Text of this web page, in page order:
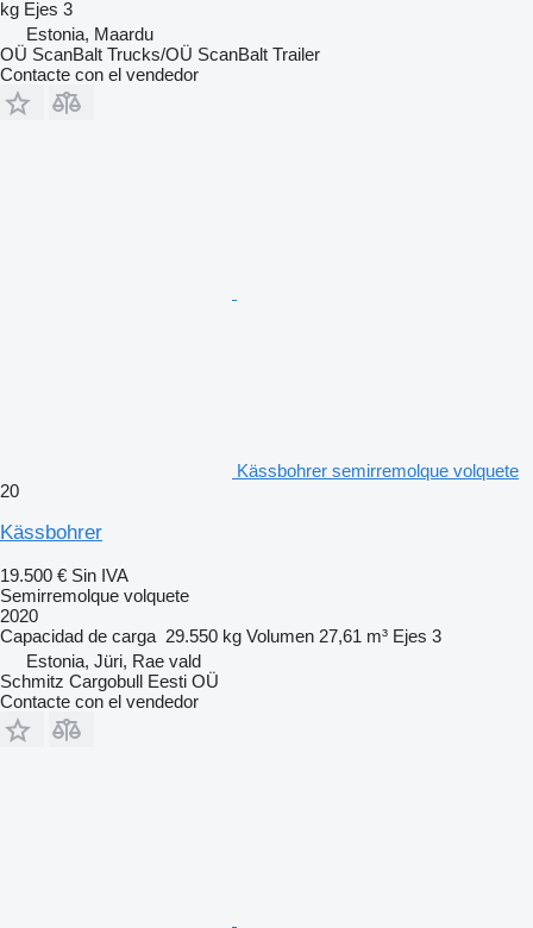
kg Ejes 3
Estonia, Maardu
OÜ ScanBalt Trucks/OÜ ScanBalt Trailer
Contacte con el vendedor
Kässbohrer semirremolque volquete
20
Kässbohrer
19.500 € Sin IVA
Semirremolque volquete
2020
Capacidad de carga 29.550 kg Volumen 27,61 m³ Ejes 3
Estonia, Jüri, Rae vald
Schmitz Cargobull Eesti OÜ
Contacte con el vendedor